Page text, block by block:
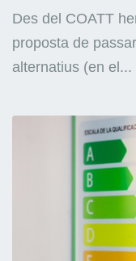
Des del COATT
proposta de
alternatius (en el...